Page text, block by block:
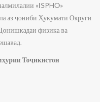
«ISPHO»
аз ҷониби Ҳукумати Округи
физика ва
Тоҷикистон